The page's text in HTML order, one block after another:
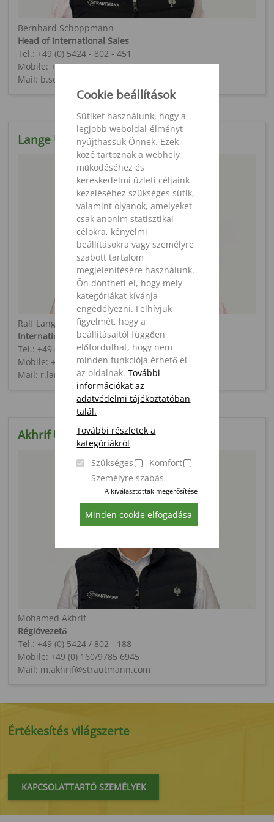
Cookie beállítások
Sütiket használunk, hogy a
legjobb weboldal-élményt
nyújthassuk Önnek. Ezek
közé tartoznak a webhely
működéséhez és
kereskedelmi üzleti céljaink
kezeléséhez szükséges sütik,
valamint olyanok, amelyeket
csak anonim statisztikai
célokra, kényelmi
beállításokra vagy személyre
szabott tartalom
megjelenítésére használunk.
Ön döntheti el, hogy mely
kategóriákat kívánja
engedélyezni. Felhívjuk
figyelmét, hogy a
beállításaitól függően
előfordulhat, hogy nem
minden funkciója érhető el
az oldalnak.További
információkat az
adatvédelmi tájékoztatóban
talál.
További részletek a
kategóriákról
Szükséges
Komfort
Személyre szabás
A kiválasztottak megerősítése
Minden cookie elfogadása
Bernhard Schoppmann
Head of International Sales
Tel.: +49 (0) 5424 - 802 - 451
Mobile: +49 (0) 151- 4026 4193
Mail: b.schoppmann@strautmann.com
Lange Úr
Ralf Lange
International Sales Manager Western Europe
Tel.: +49 (0) 5424 / 802 - 74
Mobile: +49 (0) 173 / 254 60 40
Mail: r.lange@strautmann.com
Akhrif Úr
Mohamed Akhrif
Régióvezető
Tel.: +49 (0) 5424 / 802 - 188
Mobile: +49 (0) 160/9785 6945
Mail: m.akhrif@strautmann.com
Értékesítés világszerte
KAPCSOLATTARTÓ SZEMÉLYEK